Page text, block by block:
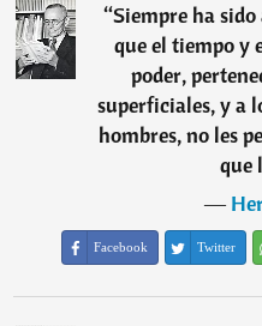
“Siempre ha
que el tiempo y
poder,
superficiales, y a
hombres, no les
que
―
Facebook Twitter